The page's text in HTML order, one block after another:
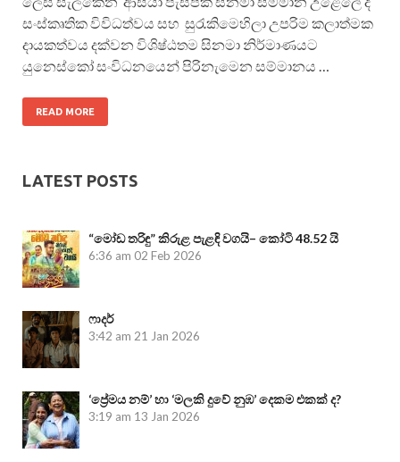
සංස්කෘතික විවිධත්වය සහ සුරැකිමෙහිලා උපරිම කලාත්මක
දායකත්වය දක්වන විශිෂ්ඨතම සිනමා නිර්මාණයට
යුනෙස්කෝ සංවිධනයෙන් පිරිනැමෙන සම්මානය …
READ MORE
LATEST POSTS
“මෝඩ තරිඳු” කිරුළ පැළඳි වගයි– කෝටි 48.52 යි
6:36 am 02 Feb 2026
ෆාදර්
3:42 am 21 Jan 2026
‘ප්‍රේමය නම්’ හා ‘මලකි දුවේ නුඹ’ දෙකම එකක් ද?
3:19 am 13 Jan 2026